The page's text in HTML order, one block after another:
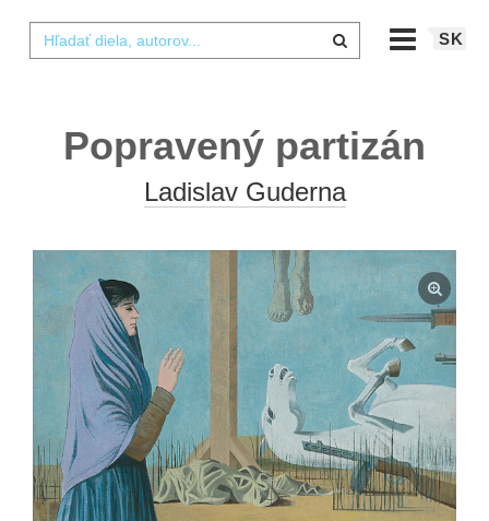
SK
Popravený partizán
Ladislav Guderna